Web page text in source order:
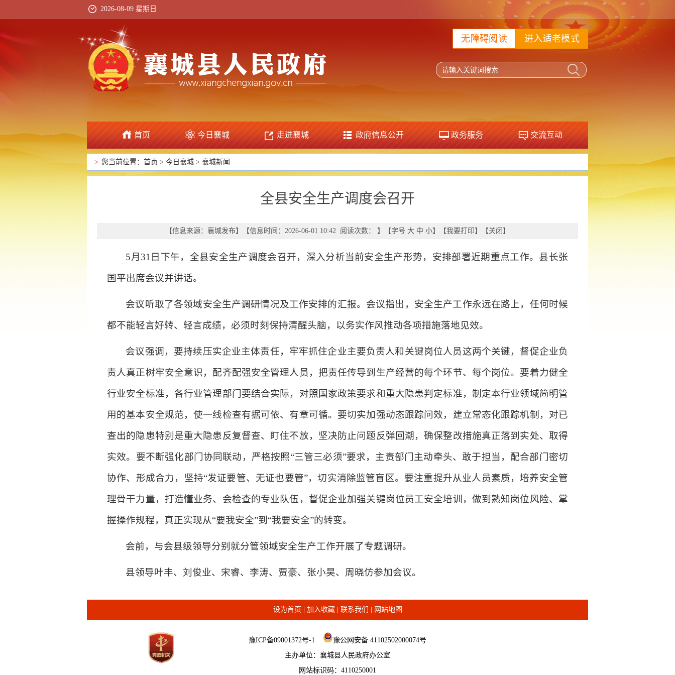
2026-08-09 星期日
进入适老模式
无障碍阅读
首页 今日襄城 走进襄城 政府信息公开 政务服务 交流互动
> 您当前位置： 首页 > 今日襄城 > 襄城新闻
全县安全生产调度会召开
【信息来源： 襄城发布】 【信息时间：2026-06-01 10:42 阅读次数： 】【字号 大 中 小】【我要打印】【关闭 】
5月31日下午，全县安全生产调度会召开，深入分析当前安全生产形势，安排部署近期重点工作。县长张
国平出席会议并讲话。
会议听取了各领域安全生产调研情况及工作安排的汇报。会议指出，安全生产工作永远在路上，任何时候
都不能轻言好转、轻言成绩，必须时刻保持清醒头脑，以务实作风推动各项措施落地见效。
会议强调，要持续压实企业主体责任，牢牢抓住企业主要负责人和关键岗位人员这两个关键，督促企业负
责人真正树牢安全意识，配齐配强安全管理人员，把责任传导到生产经营的每个环节、每个岗位。要着力健全
行业安全标准，各行业管理部门要结合实际，对照国家政策要求和重大隐患判定标准，制定本行业领域简明管
用的基本安全规范，使一线检查有据可依、有章可循。要切实加强动态跟踪问效，建立常态化跟踪机制，对已
查出的隐患特别是重大隐患反复督查、盯住不放，坚决防止问题反弹回潮，确保整改措施真正落到实处、取得
实效。要不断强化部门协同联动，严格按照“三管三必须”要求，主责部门主动牵头、敢于担当，配合部门密切
协作、形成合力，坚持“发证要管、无证也要管”，切实消除监管盲区。要注重提升从业人员素质，培养安全管
理骨干力量，打造懂业务、会检查的专业队伍，督促企业加强关键岗位员工安全培训，做到熟知岗位风险、掌
握操作规程，真正实现从“要我安全”到“我要安全”的转变。
会前，与会县级领导分别就分管领域安全生产工作开展了专题调研。
县领导叶丰、刘俊业、宋睿、李涛、贾豪、张小昊、周晓仿参加会议。
设为首页 加入收藏| 联系我们 网站地图
豫ICP备09001372号-1
豫公网安备 41102502000074号
主办单位：襄城县人民政府办公室
网站标识码：4110250001